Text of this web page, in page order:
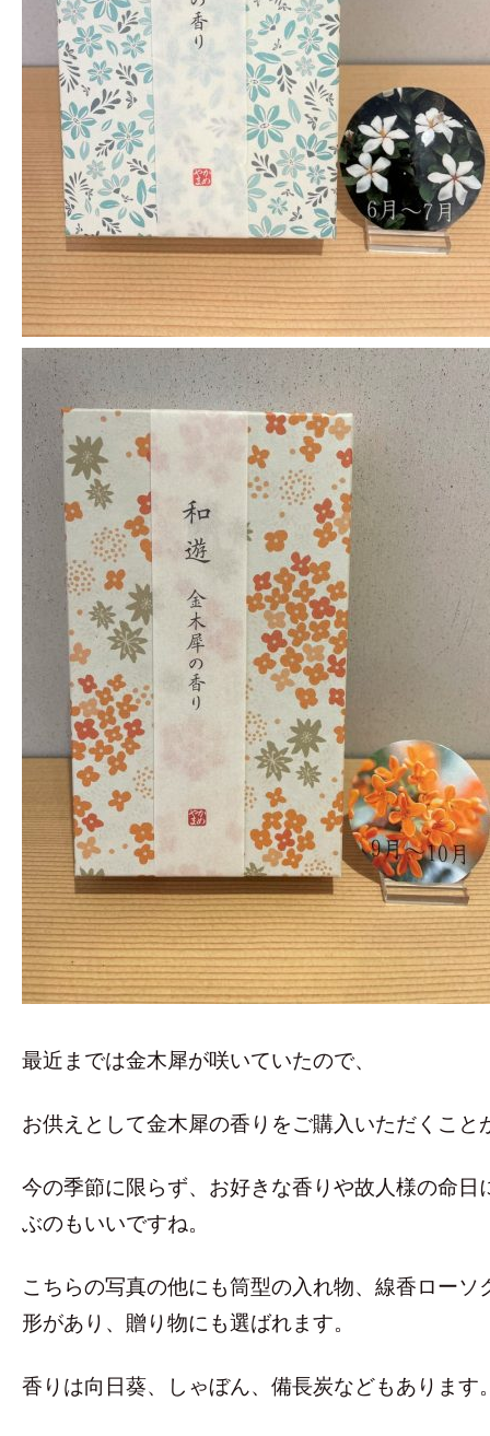
最近までは金木犀が咲いていたので、
お供えとして金木犀の香りをご購入いただくこと
今の季節に限らず、お好きな香りや故人様の命日
ぶのもいいですね。
こちらの写真の他にも筒型の入れ物、線香ローソ
形があり、贈り物にも選ばれます。
香りは向日葵、しゃぼん、備長炭などもあります